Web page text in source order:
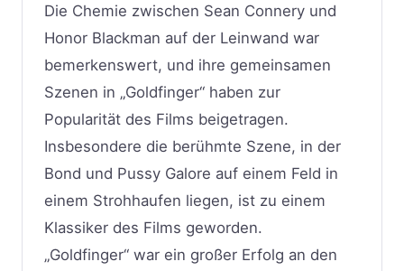
Die Chemie zwischen Sean Connery und
Honor Blackman auf der Leinwand war
bemerkenswert, und ihre gemeinsamen
Szenen in „Goldfinger“ haben zur
Popularität des Films beigetragen.
Insbesondere die berühmte Szene, in der
Bond und Pussy Galore auf einem Feld in
einem Strohhaufen liegen, ist zu einem
Klassiker des Films geworden.
„Goldfinger“ war ein großer Erfolg an den